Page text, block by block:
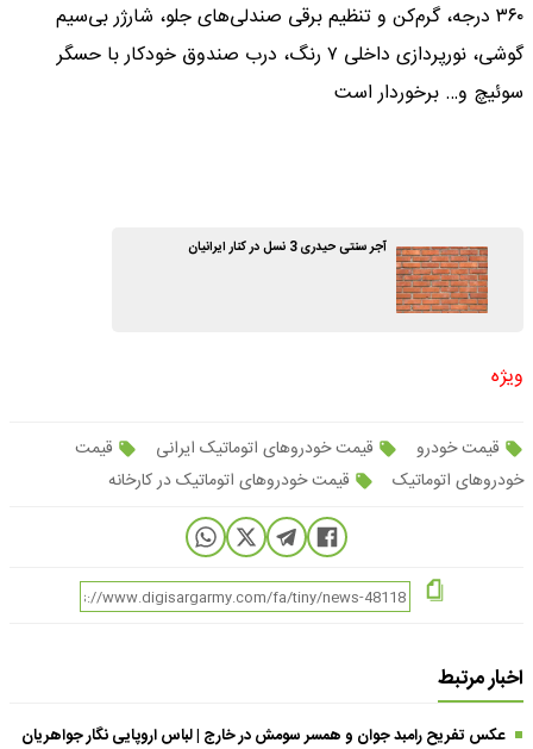
۳۶۰ درجه، گرم‌کن و تنظیم برقی صندلی‌های جلو، شارژر بی‌سیم
گوشی، نورپردازی داخلی ۷ رنگ، درب صندوق خودکار با حسگر
سوئیچ و… برخوردار است
آجر سنتی حیدری 3 نسل در کنار ایرانیان
ویژه
قیمت خودرو قیمت خودروهای اتوماتیک ایرانی
قیمت
خودروهای اتوماتیک
قیمت خودروهای اتوماتیک در کارخانه
اخبار مرتبط
عکس تفریح رامبد جوان و همسر سومش در خارج | لباس اروپایی نگار جواهریان